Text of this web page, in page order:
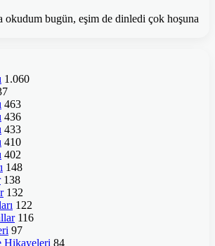
okudum bugün, eşim de dinledi çok hoşuna
1.060
463
436
433
410
402
148
138
132
122
116
97
Hikayeleri 84